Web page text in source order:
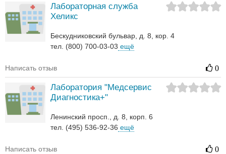
Лабораторная служба
Хеликс
Бескудниковский бульвар, д. 8, кор. 4
тел. (800) 700-03-03 ещё
Написать отзыв 0
Лаборатория "Медсервис
Диагностика+"
Ленинский просп., д. 8, корп. 6
тел. (495) 536-92-36 ещё
Написать отзыв 0